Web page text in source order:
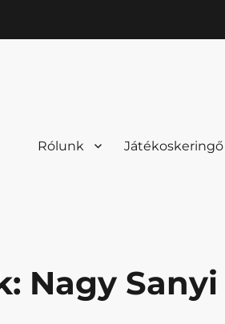
Rólunk Játékoskeringő
Nagy Sanyi